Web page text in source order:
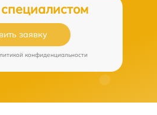
заявку
конфиденциальности